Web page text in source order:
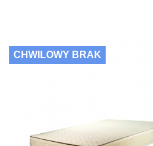
CHWILOWY BRAK